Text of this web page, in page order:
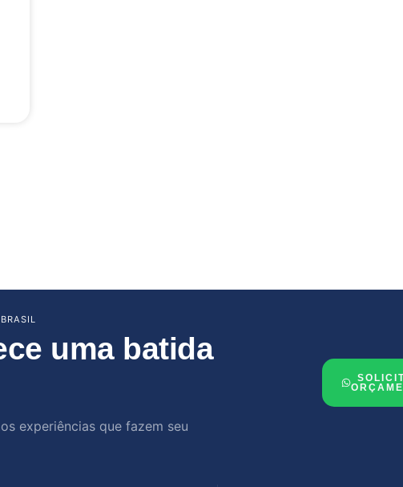
uma batida
experiências que fazem seu